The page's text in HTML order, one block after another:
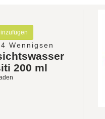
Wennigsen
200 ml